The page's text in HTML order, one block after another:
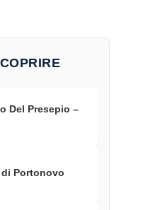
Del Presepio –
Portonovo